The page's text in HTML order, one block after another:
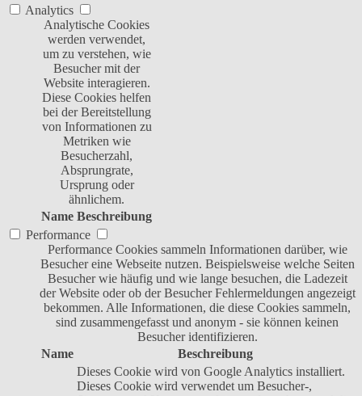
Analytics
Analytische Cookies
werden verwendet,
um zu verstehen, wie
Besucher mit der
Website interagieren.
Diese Cookies helfen
bei der Bereitstellung
von Informationen zu
Metriken wie
Besucherzahl,
Absprungrate,
Ursprung oder
ähnlichem.
Name Beschreibung
Performance
Performance Cookies sammeln Informationen darüber, wie
Besucher eine Webseite nutzen. Beispielsweise welche Seiten
Besucher wie häufig und wie lange besuchen, die Ladezeit
der Website oder ob der Besucher Fehlermeldungen angezeigt
bekommen. Alle Informationen, die diese Cookies sammeln,
sind zusammengefasst und anonym - sie können keinen
Besucher identifizieren.
Name
Beschreibung
Dieses Cookie wird von Google Analytics installiert.
Dieses Cookie wird verwendet um Besucher-,